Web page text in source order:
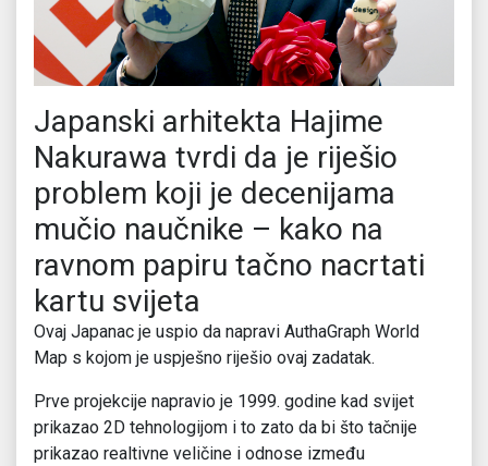
Japanski arhitekta Hajime
Nakurawa tvrdi da je riješio
problem koji je decenijama
mučio naučnike – kako na
ravnom papiru tačno nacrtati
kartu svijeta
Ovaj Japanac je uspio da napravi AuthaGraph World
Map s kojom je uspješno riješio ovaj zadatak.
Prve projekcije napravio je 1999. godine kad svijet
prikazao 2D tehnologijom i to zato da bi što tačnije
prikazao realtivne veličine i odnose između